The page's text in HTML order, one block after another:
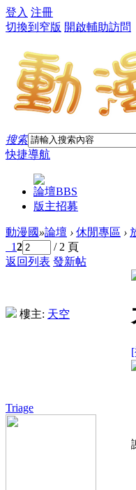
登入 注冊
切換到窄版 開啟輔助訪問
搜索
快捷導航
論壇BBS
版主招募
動漫國»論壇 › 休閒專區 ›
12
/ 2 頁
返回列表 發新帖
樓主: 天空
Triage